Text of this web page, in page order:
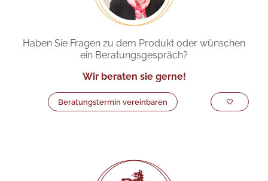
Haben Sie Fragen zu dem Produkt oder wünschen
ein Beratungsgespräch?
Wir beraten sie gerne!
Beratungstermin vereinbaren